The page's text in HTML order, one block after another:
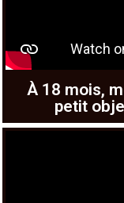
À 18 mois,
petit